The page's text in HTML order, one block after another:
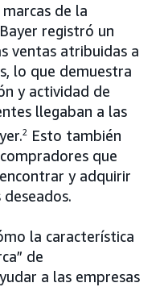
de la
registró un
ventas atribuidas a
lo que demuestra
y actividad de
llegaban a las
2
Esto también
que
y adquirir
la característica
de
a las empresas